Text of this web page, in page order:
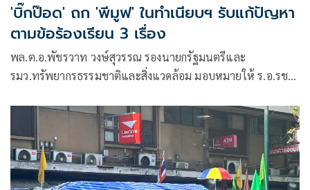
'บิ๊กป๊อด' ถก 'พีมูฟ' ในทำเนียบฯ รับแก้ปัญหา
ตามข้อร้องเรียน 3 เรื่อง
พล.ต.อ.พัชรวาท วงษ์สุวรรณ รองนายกรัฐมนตรีและ
รมว.ทรัพยากรธรรมชาติและสิ่งแวดล้อม มอบหมายให้ ร.อ.รชฏ
ทรัพยากรธรรมชาติและสิ่งแวดล้อม